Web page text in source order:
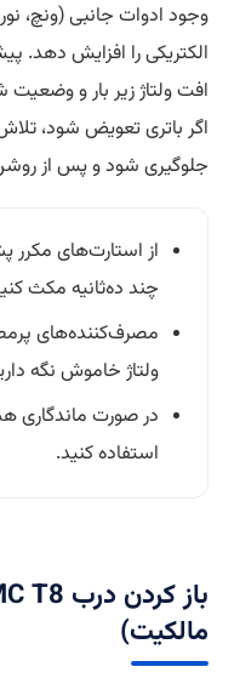
وجود ادوات جانبی (ونچ،
الکتریکی را افزایش دهد.
افت ولتاژ زیر بار و
اگر باتری تعویض شود،
جلوگیری شود و پس از
از استارت‌های
چند ده‌ثانیه مکث
مصرف‌کننده‌های
ولتاژ خاموش نگه
در صورت ماندگاری
استفاده کنید.
مالکیت)